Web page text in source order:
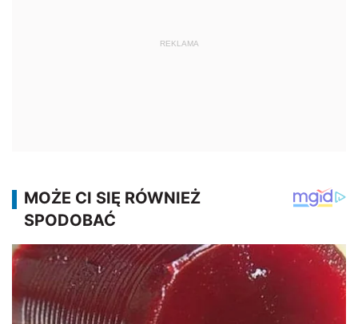
REKLAMA